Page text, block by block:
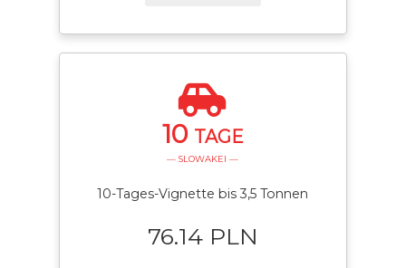
10 TAGE
— SLOWAKEI —
10-Tages-Vignette bis 3,5 Tonnen
76.14 PLN